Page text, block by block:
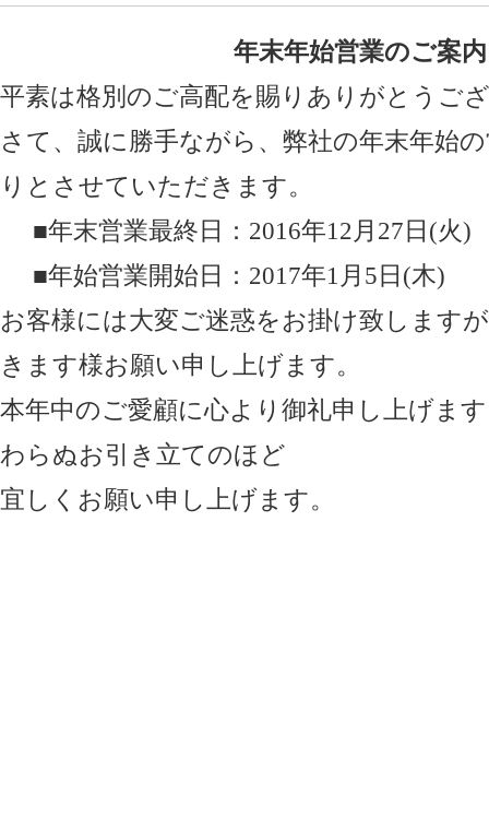
年末年始営業のご案内
平素は格別のご高配を賜りありがとうご
さて、誠に勝手ながら、弊社の年末年始
りとさせていただきます。
■年末営業最終日：2016年12月27日(火)
■年始営業開始日：2017年1月5日(木)
お客様には大変ご迷惑をお掛け致します
きます様お願い申し上げます。
本年中のご愛顧に心より御礼申し上げま
わらぬお引き立てのほど
宜しくお願い申し上げます。